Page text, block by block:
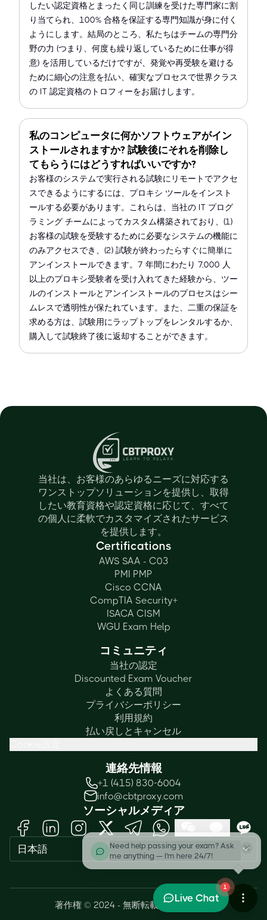
したい認定資格とまったく同じ訓練を受けた専門家に割
り当てられ、100% 合格を保証する専門知識が身に付く
ようにします。結局のところ、私たちはチームの専門分
野の力 (つまり、何度も繰り返しているために仕事が得
意) を活用しているだけですが、発覚や再受験を避ける
ために細心の注意を払い、確実なプロセスで世界クラス
の IT 認定資格のトロフィーをお届けします。
私のコンピュータに何かソフトウェアがイン
ストールされますか? 試験後にそれを削除し
てもらうにはどうすればいいですか?
お客様のシステムで実行される試験にリモートでアクセ
スできるようにするには、プロキシ ツールをインスト
ールする必要があります。これらは、当社の IT プログ
ラミング チームによってカスタム構築されており、(1)
お客様の試験を受験するために必要なシステムの機能に
のみアクセスでき、(2) 試験が終わったらすぐに簡単に
アンインストールできます。7 年間にわたり 7,000 人
以上のプロキシ受験者を受け入れてきた経験から、ツー
ルのインストールとアンインストールのプロセスはシー
ムレスで透明性が保たれています。また、二重の保証を
求める方は、試験用にラップトップをレンタルするか、
購入して試験終了後に返却することができます。
当社は、お客様のあらゆるニーズに対応する
ワンストップソリューションを提供し、取得
したい教育資格や認定資格に応じて、すべて
の個人に柔軟でカスタマイズされたサービス
を提供します。
Certifications
AWS SAA - C03
PMI PMP
Cisco CCNA
CompTIA Security+
ISACA CISM
WGU Exam Help
コミュニティ
当社の認定
Discounted Exam Voucher
よくある質問
プライバシーポリシー
利用規約
払い戻しとキャンセル
連絡先情報
+1 (415) 830-6004
info@cbtproxy.com
ソーシャルメディア
日本語
著作権 © 2024 - 無断転載を禁じます。
Need help passing your exam? Ask
me anything — I'm here 24/7!
1
Live Chat